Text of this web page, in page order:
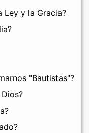
Ley y la Gracia?
"Bautistas"?